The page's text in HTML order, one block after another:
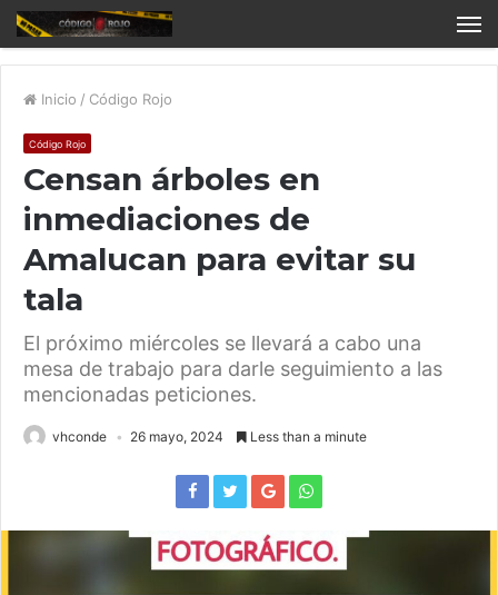
Inicio / Código Rojo
Código Rojo
Censan árboles en
inmediaciones de
Amalucan para evitar su
tala
El próximo miércoles se llevará a cabo una
mesa de trabajo para darle seguimiento a las
mencionadas peticiones.
vhconde 26 mayo, 2024 Less than a minute